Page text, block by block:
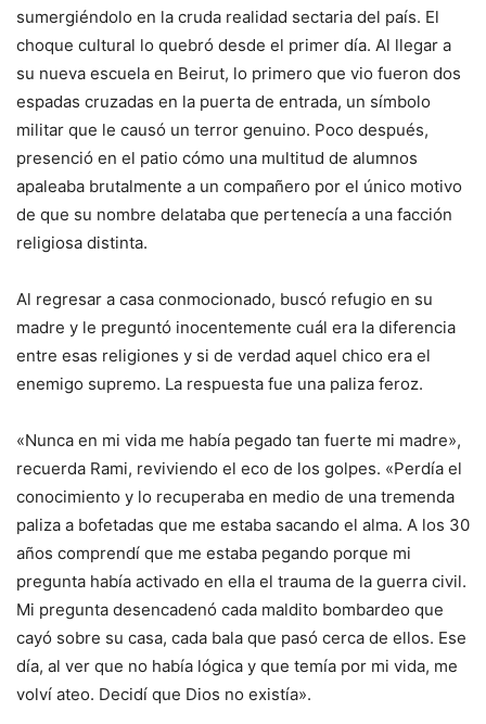
sumergiéndolo en la cruda realidad sectaria del país. El
choque cultural lo quebró desde el primer día. Al llegar a
su nueva escuela en Beirut, lo primero que vio fueron dos
espadas cruzadas en la puerta de entrada, un símbolo
militar que le causó un terror genuino. Poco después,
presenció en el patio cómo una multitud de alumnos
apaleaba brutalmente a un compañero por el único motivo
de que su nombre delataba que pertenecía a una facción
religiosa distinta.
Al regresar a casa conmocionado, buscó refugio en su
madre y le preguntó inocentemente cuál era la diferencia
entre esas religiones y si de verdad aquel chico era el
enemigo supremo. La respuesta fue una paliza feroz.
«Nunca en mi vida me había pegado tan fuerte mi madre»,
recuerda Rami, reviviendo el eco de los golpes. «Perdía el
conocimiento y lo recuperaba en medio de una tremenda
paliza a bofetadas que me estaba sacando el alma. A los 30
años comprendí que me estaba pegando porque mi
pregunta había activado en ella el trauma de la guerra civil.
Mi pregunta desencadenó cada maldito bombardeo que
cayó sobre su casa, cada bala que pasó cerca de ellos. Ese
día, al ver que no había lógica y que temía por mi vida, me
volví ateo. Decidí que Dios no existía».